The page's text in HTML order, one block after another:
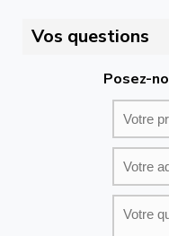
Vos questions
Posez-